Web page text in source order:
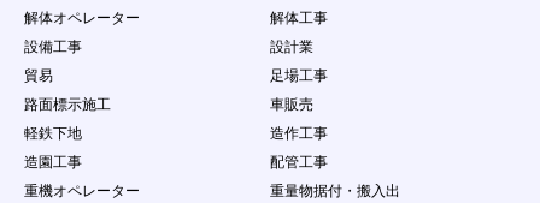
と（営利を目的とした情報提供等の行為）
（１１）
会員ＩＤ・パスワードを故意に第三者に公開
する行為
（１２）
会員情報・案件情報などを悪意ある行為をす
（１３）
当社が、本サービスの運営を妨げるおそれが
あると判断する量のデータ転送、サーバに負
解体オペレーター
解体工事
設備工事
設計業
貿易
足場工事
路面標示施工
車販売
軽鉄下地
造作工事
造園工事
配管工事
重機オペレーター
重量物据付・搬入出